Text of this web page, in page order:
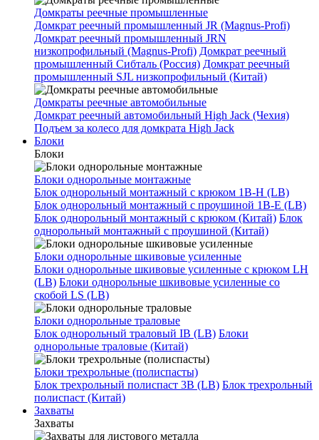
Домкраты реечные промышленные
Домкрат реечный промышленный JR (Magnus-Profi)
Домкрат реечный промышленный JRN
низкопрофильный (Magnus-Profi) Домкрат реечный
промышленный Сибталь (Россия) Домкрат реечный
промышленный SJL низкопрофильный (Китай)
Домкраты реечные автомобильные
Домкрат реечный автомобильный High Jack (Чехия)
Подъем за колесо для домкрата High Jack
Блоки
Блоки
Блоки однорольные монтажные
Блок однорольный монтажный с крюком 1B-H (LB)
Блок однорольный монтажный с проушиной 1B-E (LB)
Блок однорольный монтажный с крюком (Китай) Блок
однорольный монтажный с проушиной (Китай)
Блоки однорольные шкивовые усиленные
Блоки однорольные шкивовые усиленные с крюком LH
(LB) Блоки однорольные шкивовые усиленные со
скобой LS (LB)
Блоки однорольные траловые
Блок однорольный траловый IB (LB) Блоки
однорольные траловые (Китай)
Блоки трехрольные (полиспасты)
Блок трехрольный полиспаст 3B (LB) Блок трехрольный
полиспаст (Китай)
Захваты
Захваты